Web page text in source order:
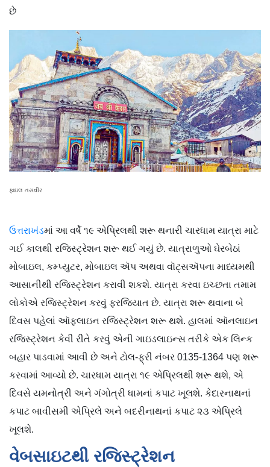
છે
ફાઇલ તસવીર
ઉત્તરાખંડમાં આ વર્ષે ૧૯ એપ્રિલથી શરૂ થનારી ચારધામ યાત્રા માટે
ગઈ કાલથી રજિસ્ટ્રેશન શરૂ થઈ ગયું છે. યાત્રાળુઓ ઘેરબેઠાં
મોબાઇલ, કમ્પ્યુટર, મોબાઇલ ઍપ અથવા વૉટ્સઍપના માધ્યમથી
આસાનીથી રજિસ્ટ્રેશન કરાવી શકશે. યાત્રા કરવા ઇચ્છતા તમામ
લોકોએ રજિસ્ટ્રેશન કરવું ફરજિયાત છે. યાત્રા શરૂ થવાના બે
દિવસ પહેલાં ઑફલાઇન રજિસ્ટ્રેશન શરૂ થશે. હાલમાં ઑનલાઇન
રજિસ્ટ્રેશન કેવી રીતે કરવું એની ગાઇડલાઇન્સ તરીકે એક લિન્ક
બહાર પાડવામાં આવી છે અને ટોલ-ફ્રી નંબર 0135-1364 પણ શરૂ
કરવામાં આવ્યો છે. ચારધામ યાત્રા ૧૯ એપ્રિલથી શરૂ થશે, એ
દિવસે યમનોત્રી અને ગંગોત્રી ધામનાં કપાટ ખૂલશે. કેદારનાથનાં
કપાટ બાવીસમી એપ્રિલે અને બદરીનાથનાં કપાટ ૨૩ એપ્રિલે
ખૂલશે.
વેબસાઇટથી રજિસ્ટ્રેશન